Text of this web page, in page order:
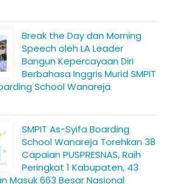
Break the Day dan Morning
Speech oleh LA Leader
Bangun Kepercayaan Diri
Berbahasa Inggris Murid SMPIT
School Wanareja
SMPIT As-Syifa Boarding
School Wanareja Torehkan 38
Capaian PUSPRESNAS, Raih
Peringkat 1 Kabupaten, 43
Masuk 663 Besar Nasional